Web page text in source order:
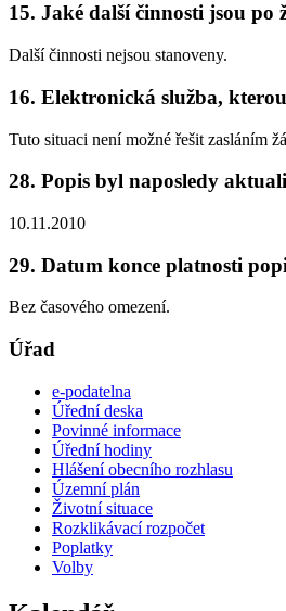
15. Jaké další činnosti jsou po
Další činnosti nejsou stanoveny.
16. Elektronická služba,
Tuto situaci není možné řešit zasláním
28. Popis byl naposledy
10.11.2010
29. Datum konce platnosti
Bez časového omezení.
Úřad
e-podatelna
Úřední deska
Povinné informace
Úřední hodiny
Hlášení obecního rozhlasu
Územní plán
Životní situace
Rozklikávací rozpočet
Poplatky
Volby